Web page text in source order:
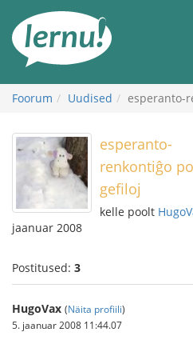
juurde
Foorum Uudised esperanto-
esperanto-
renkontiĝo
gefiloj
kelle poolt
jaanuar 2008
Postitused: 3
HugoVax (Näita profiili)
5. jaanuar 2008 11:44.07